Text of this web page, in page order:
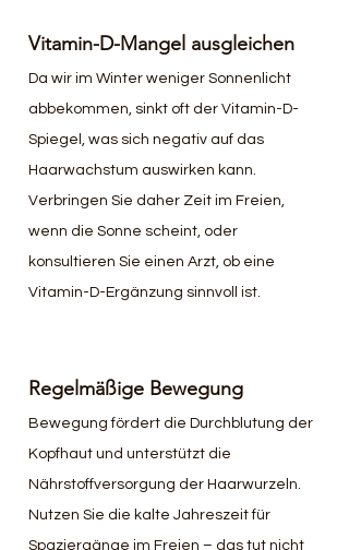
Vitamin-D-Mangel ausgleichen
Da wir im Winter weniger Sonnenlicht
abbekommen, sinkt oft der Vitamin-D-
Spiegel, was sich negativ auf das
Haarwachstum auswirken kann.
Verbringen Sie daher Zeit im Freien,
wenn die Sonne scheint, oder
konsultieren Sie einen Arzt, ob eine
Vitamin-D-Ergänzung sinnvoll ist.
Regelmäßige Bewegung
Bewegung fördert die Durchblutung der
Kopfhaut und unterstützt die
Nährstoffversorgung der Haarwurzeln.
Nutzen Sie die kalte Jahreszeit für
Spaziergänge im Freien – das tut nicht